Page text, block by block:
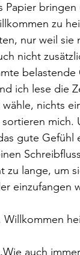
Papier
zu
nur weil
nicht
ich lese die
nichts
mich.
gute
zu lange, um
einzufangen
Willkommen
auch